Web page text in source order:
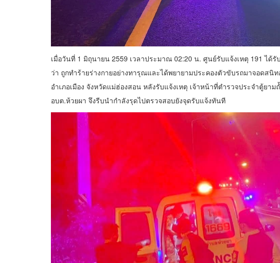
เมื่อวันที่ 1 มิถุนายน 2559 เวลาประมาณ 02:20 น. ศูนย์รับแจ้งเหตุ 191 ได้
ว่า ถูกทำร้ายร่างกายอย่างทารุณและได้พยายามประคองตัวขับรถมาจอดส
อำเภอเมือง จังหวัดแม่ฮ่องสอน หลังรับแจ้งเหตุ เจ้าหน้าที่ตำรวจประจำตู้ย
อบต.ห้วยผา จึงรีบนำกำลังรุดไปตรวจสอบยังจุดรับแจ้งทันที